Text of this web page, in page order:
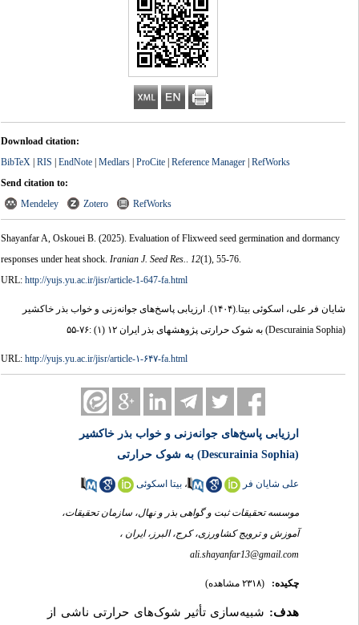
Download citation:
BibTeX|RIS|EndNote|Medlars|ProCite|Reference Manager|RefWorks
Send citation to:
Mendeley
Zotero RefWorks
Shayanfar A, Oskouei B.(2025).Evaluation of Flixweed seed germination and dormancy
responses under heat shock.Iranian J. Seed Res..12(1), 55-76.
URL:http://yujs.yu.ac.ir/jisr/article-1-647-fa.html
شایان فر علی، اسکوئی بیتا.(۱۴۰۴).
ارزیابی پاسخ‌های جوانه‌زنی و خواب بذر خاکشیر
URL:http://yujs.yu.ac.ir/jisr/article-۱-۶۴۷-fa.html
ارزیابی پاسخ‌های جوانه‌زنی و خواب بذر خاکشیر
علی شایان فر ، بیتا اسکوئی
‌موسسه ‌تحقیقات ثبت ‌و ‌گواهی بذر ‌و ‌نهال، ‌سازمان ‌تحقیقات،
آموزش ‌و ‌ترویج کشاورزی، کرج، البرز، ‌ایران ،
ali.shayanfar13@gmail.com
چکیده: (۲۳۱۸ مشاهده)
هدف:شبیه‌سازی تأثیر شوک‌های حرارتی ناشی از